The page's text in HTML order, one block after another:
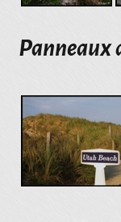
Panneaux